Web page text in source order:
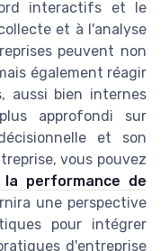
interactifs et le
et à l'analyse
peuvent non
également réagir
aussi bien internes
approfondi sur
et son
vous pouvez
la performance de
une perspective
pour intégrer
d'entreprise